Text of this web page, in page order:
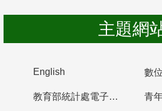
主題網
English 數
教育部統計處電子書櫃